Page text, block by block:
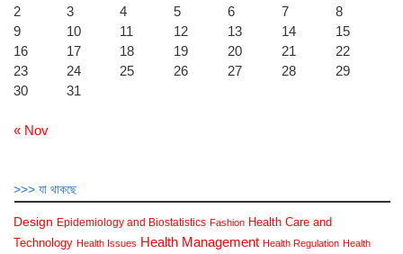
2
3 4 5 6 7
8
9
10 11 12 13 14
15
16
17 18 19 20 21
22
23
24 25 26 27 28
29
30
31
« Nov
>>> যা থাকছে
Design Epidemiology and Biostatistics Fashion Health Care and
Technology Health Issues Health Management Health Regulation Health